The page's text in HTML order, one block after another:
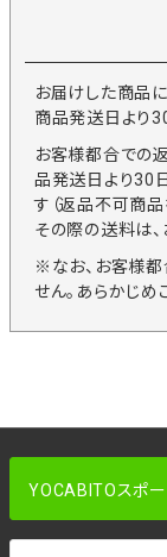
お届けした商品
商品発送日より
お客様都合での
品発送日より30
す（返品不可商品
その際の送料は、
※なお、お客様都
せん。あらかじめ
YOCABITOスポ